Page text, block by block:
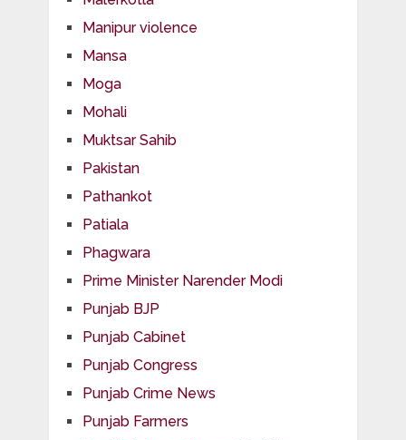
Manipur violence
Mansa
Moga
Mohali
Muktsar Sahib
Pakistan
Pathankot
Patiala
Phagwara
Prime Minister Narender Modi
Punjab BJP
Punjab Cabinet
Punjab Congress
Punjab Crime News
Punjab Farmers